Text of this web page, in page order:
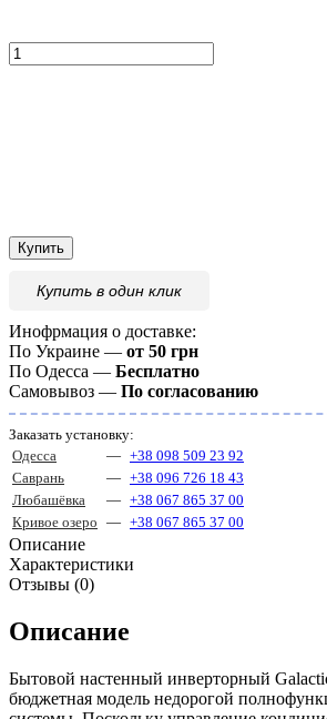
Купить
Купить в один клик
Инофрмация о доставке:
По Украине — от 50 грн
По Одесса — Бесплатно
Самовывоз — По согласованию
Заказать установку:
Одесса
— +38 098 509 23 92
Саврань
— +38 096 726 18 43
Любашёвка
— +38 067 865 37 00
Кривое озеро — +38 067 865 37 00
Описание
Характеристики
Отзывы (0)
Описание
Бытовой настенный инверторный
бюджетная модель недорогой